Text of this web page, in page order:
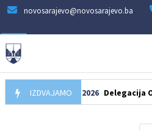
novosarajevo@novosarajevo.ba
IZDVAJAMO
07.08.2026 Delegacija Općine